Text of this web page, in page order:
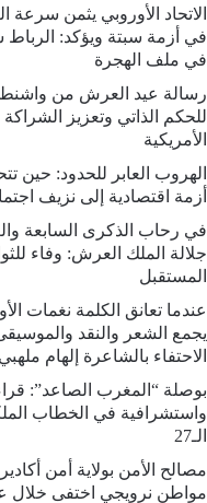
الاتحاد الأوروبي يثمن سرعة
في أزمة سبتة ويؤكد:
في ملف الهجرة
رسالة عيد العرش من
للحكم الذاتي وتعزيز الشراكة
الأمريكية
​الهروب العابر للحدود: حين
أزمة اقتصادية إلى نزيف
في رحاب الذكرى السابعة
جلالة الملك العرش: وفاء
المستقبل
​عندما تعانق الكلمة نغمات
يجمع الشعر والنقد
الاحتفاء بالشاعرة إلهام ملهبي
بوصلة “المغرب الصاعد”:
واستشرافية في الخطاب
الـ27
مصالح الأمن بولاية أمن
مواطن نرويجي اختفى خلال